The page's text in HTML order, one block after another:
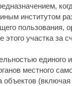
институтом
пользования,
участка за
единого
местного